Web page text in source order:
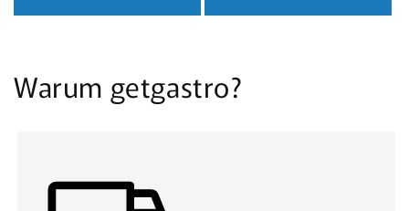
Warum getgastro?